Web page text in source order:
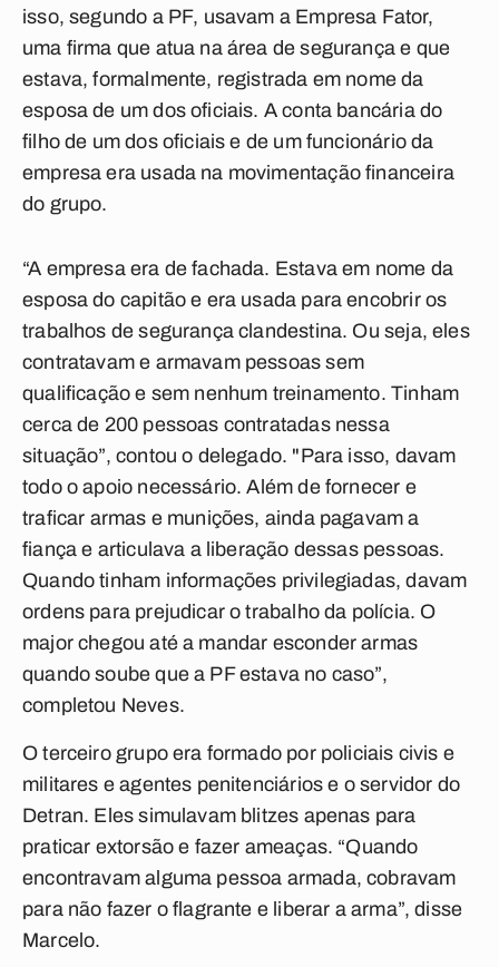
isso, segundo a PF, usavam a Empresa Fator,
uma firma que atua na área de segurança e que
estava, formalmente, registrada em nome da
esposa de um dos oficiais. A conta bancária do
filho de um dos oficiais e de um funcionário da
empresa era usada na movimentação financeira
do grupo.
“A empresa era de fachada. Estava em nome da
esposa do capitão e era usada para encobrir os
trabalhos de segurança clandestina. Ou seja, eles
contratavam e armavam pessoas sem
qualificação e sem nenhum treinamento. Tinham
cerca de 200 pessoas contratadas nessa
situação”, contou o delegado. "Para isso, davam
todo o apoio necessário. Além de fornecer e
traficar armas e munições, ainda pagavam a
fiança e articulava a liberação dessas pessoas.
Quando tinham informações privilegiadas, davam
ordens para prejudicar o trabalho da polícia. O
major chegou até a mandar esconder armas
quando soube que a PF estava no caso”,
completou Neves.
O terceiro grupo era formado por policiais civis e
militares e agentes penitenciários e o servidor do
Detran. Eles simulavam blitzes apenas para
praticar extorsão e fazer ameaças. “Quando
encontravam alguma pessoa armada, cobravam
para não fazer o flagrante e liberar a arma”, disse
Marcelo.